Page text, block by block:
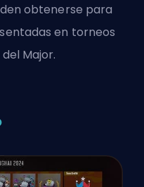
obtenerse para
en torneos
Major.